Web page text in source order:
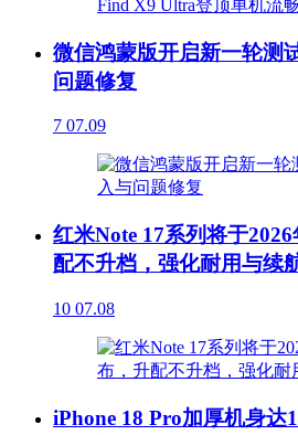
微信鸿蒙版开启新一轮测
问题修复
7 07.09
红米Note 17系列将于
配不升档，强化耐用与续
10 07.08
iPhone 18 Pro加厚机身达